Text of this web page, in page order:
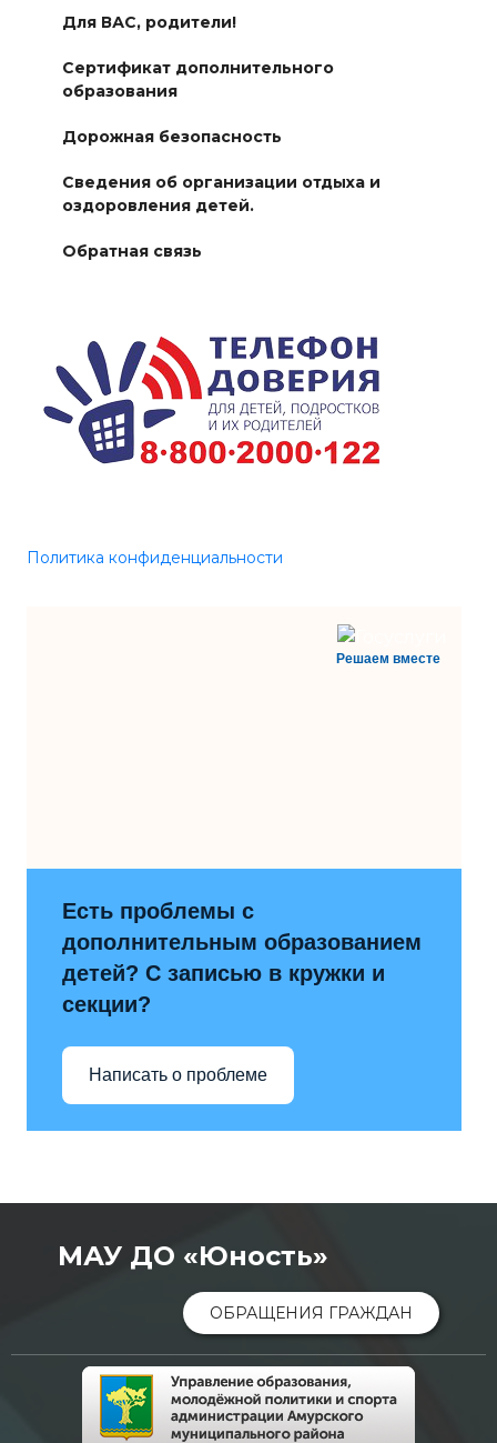
Для ВАС, родители!
Сертификат дополнительного
образования
Дорожная безопасность
Сведения об организации отдыха и
оздоровления детей.
Обратная связь
Политика конфиденциальности
Решаем вместе
Есть проблемы с
дополнительным образованием
детей? С записью в кружки и
секции?
Написать о проблеме
МАУ ДО «Юность»
ОБРАЩЕНИЯ ГРАЖДАН